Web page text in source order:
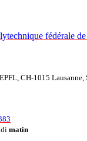
CH-1015 Lausanne,
matin